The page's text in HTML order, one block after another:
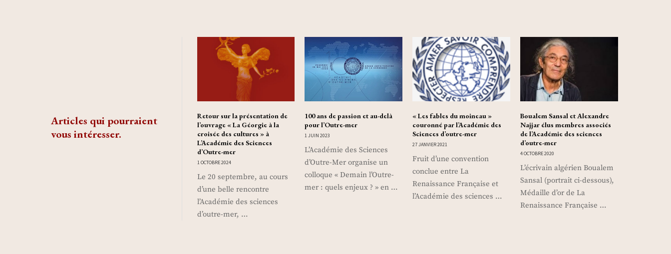
Articles qui pourraient
vous intéresser.
Retour sur la présentation de
l’ouvrage « La Géorgie à la
croisée des cultures » à
L’Académie des Sciences
d’Outre-mer
1 OCTOBRE 2024
Le 20 septembre, au cours
d’une belle rencontre
l’Académie des sciences
d’outre-mer, …
100 ans de passion et au-delà
pour l’Outre-mer
1 JUIN 2023
L’Académie des Sciences
d’Outre-Mer organise un
colloque « Demain l’Outre-
mer : quels enjeux ? » en …
« Les fables du moineau »
couronné par l’Académie des
Sciences d’outre-mer
27 JANVIER 2021
Fruit d’une convention
conclue entre La
Renaissance Française et
l’Académie des sciences …
Boualem Sansal et Alexandre
Najjar élus membres associés
de l’Académie des sciences
d’outre-mer
4 OCTOBRE 2020
L’écrivain algérien Boualem
Sansal (portrait ci-dessous),
Médaille d’or de La
Renaissance Française …